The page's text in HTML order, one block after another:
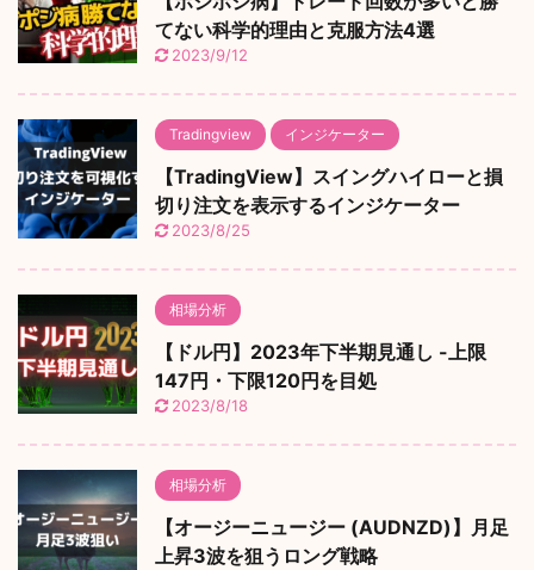
てない科学的理由と克服方法4選
2023/9/12
Tradingview インジケーター
【TradingView】スイングハイローと損
切り注文を表示するインジケーター
2023/8/25
相場分析
【ドル円】2023年下半期見通し -上限
147円・下限120円を目処
2023/8/18
相場分析
【オージーニュージー (AUDNZD)】月足
上昇3波を狙うロング戦略